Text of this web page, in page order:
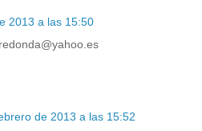
2013 a las 15:50
de 2013 a las 15:52